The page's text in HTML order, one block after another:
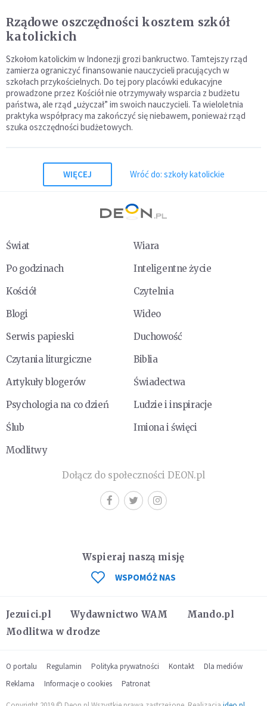
Rządowe oszczędności kosztem szkół
katolickich
Szkołom katolickim w Indonezji grozi bankructwo. Tamtejszy rząd
zamierza ograniczyć finansowanie nauczycieli pracujących w
szkołach przykościelnych. Do tej pory placówki edukacyjne
prowadzone przez Kościół nie otrzymywały wsparcia z budżetu
państwa, ale rząd „użyczał” im swoich nauczycieli. Ta wieloletnia
praktyka współpracy ma zakończyć się niebawem, ponieważ rząd
szuka oszczędności budżetowych.
WIĘCEJ Wróć do: szkoły katolickie
Świat
Wiara
Po godzinach
Inteligentne życie
Kościół
Czytelnia
Blogi
Wideo
Serwis papieski
Duchowość
Czytania liturgiczne
Biblia
Artykuły blogerów
Świadectwa
Psychologia na co dzień
Ludzie i inspiracje
Ślub
Imiona i święci
Modlitwy
Dołącz do społeczności DEON.pl
Jezuici.pl Wydawnictwo WAM
Mando.pl
Modlitwa w drodze
Wspieraj naszą misję
WSPOMÓŻ NAS
O portalu Regulamin Polityka prywatności Kontakt
Dla mediów
Reklama
Informacje o cookies Patronat